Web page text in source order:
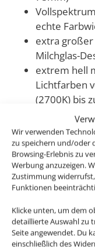
Wir verwenden
zu speichern und/oder
Browsing-Erlebnis zu
Werbung anzuzeigen.
Zustimmung
Funktionen
Klicke unten, um dem
detaillierte Auswahl zu
Seite angewendet. Du
einschließlich des
echte
extra großer
Milchglas-
extrem hell
Lichtfarben
(2700K) bis
sowie
stufenlos
passendes
verlinkt
modular &
anderer
optional im
Du hast ein zu